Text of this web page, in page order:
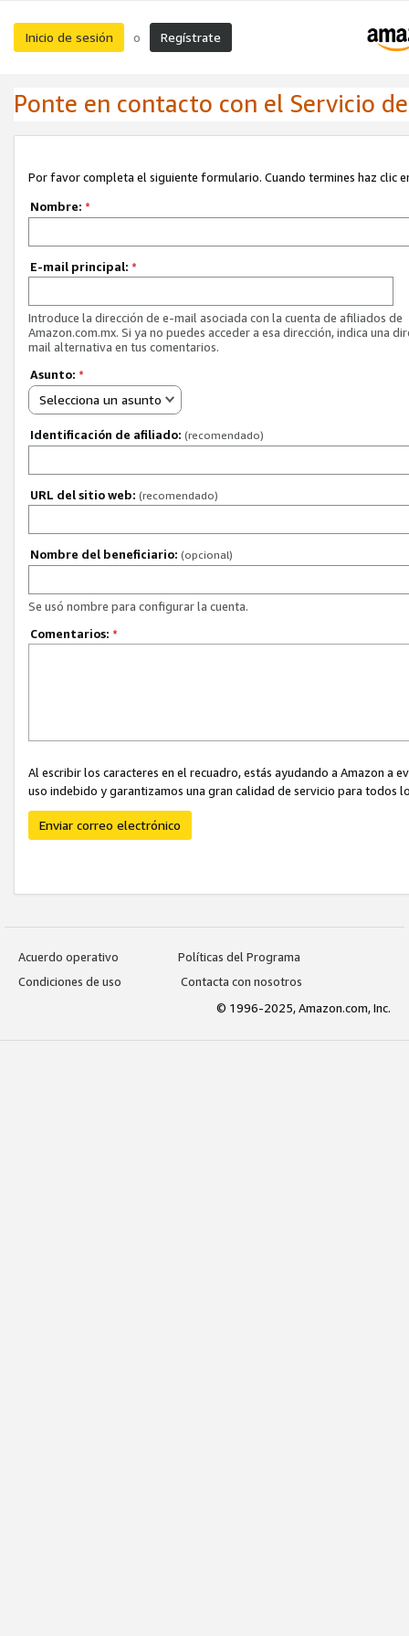
Inicio de sesión o Regístrate
Ponte en contacto con el Servicio
Por favor completa el siguiente formulario. Cuando termines haz clic
Nombre: *
E-mail principal: *
Introduce la dirección de e-mail asociada con la cuenta de afiliados de
Amazon.com.mx. Si ya no puedes acceder a esa dirección, indica una
mail alternativa en tus comentarios.
Asunto: *
Selecciona un asunto
Identificación de afiliado: (recomendado)
URL del sitio web: (recomendado)
Nombre del beneficiario: (opcional)
Se usó nombre para configurar la cuenta.
Comentarios: *
Al escribir los caracteres en el recuadro, estás ayudando a Amazon
uso indebido y garantizamos una gran calidad de servicio para todos
Enviar correo electrónico
Acuerdo operativo
Políticas del Programa
Condiciones de uso
Contacta con nosotros
© 1996-2025, Amazon.com, Inc.